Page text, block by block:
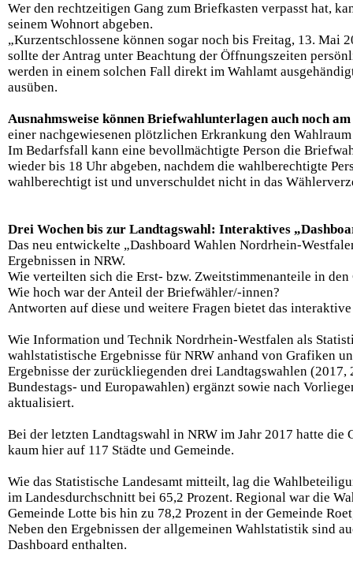
Wer den rechtzeitigen Gang zum Briefkasten verpasst hat,
seinem Wohnort abgeben.
„Kurzentschlossene können sogar noch bis Freitag, 13. Mai
sollte der Antrag unter Beachtung der Öffnungszeiten
werden in einem solchen Fall direkt im Wahlamt
ausüben.
Ausnahmsweise können Briefwahlunterlagen auch noch
einer nachgewiesenen plötzlichen Erkrankung den
Im Bedarfsfall kann eine bevollmächtigte Person die
wieder bis 18 Uhr abgeben, nachdem die wahlberechtigte
wahlberechtigt ist und unverschuldet nicht in das
Drei Wochen bis zur Landtagswahl: Interaktives
Das neu entwickelte „Dashboard Wahlen Nordrhein-
Ergebnissen in NRW.
Wie verteilten sich die Erst- bzw. Zweitstimmenanteile in den
Wie hoch war der Anteil der Briefwähler/-innen?
Antworten auf diese und weitere Fragen bietet das interaktive
Wie Information und Technik Nordrhein-Westfalen als
wahlstatistische Ergebnisse für NRW anhand von Grafiken
Ergebnisse der zurückliegenden drei Landtagswahlen
Bundestags- und Europawahlen) ergänzt sowie nach
aktualisiert.
Bei der letzten Landtagswahl in NRW im Jahr 2017 hatte
kaum hier auf 117 Städte und Gemeinde.
Wie das Statistische Landesamt mitteilt, lag die
im Landesdurchschnitt bei 65,2 Prozent. Regional war die
Gemeinde Lotte bis hin zu 78,2 Prozent in der Gemeinde
Neben den Ergebnissen der allgemeinen Wahlstatistik sind
Dashboard enthalten.